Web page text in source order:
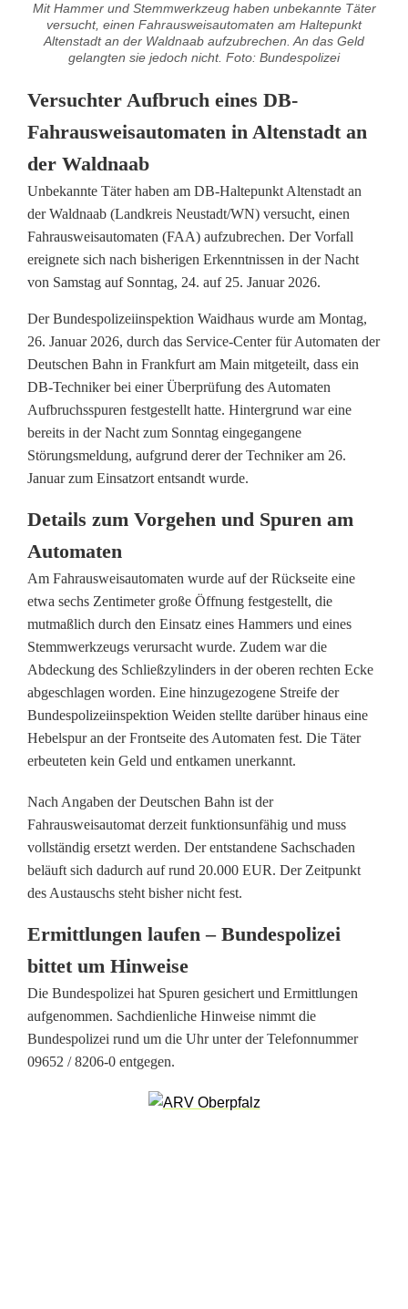
n
F
a
h
r
a
s
w
e
i
s
a
u
t
o
m
a
t
e
i
n
A
l
t
e
n
s
Mit Hammer und Stemmwerkzeug haben unbekannte Täter
versucht, einen Fahrausweisautomaten am Haltepunkt
Altenstadt an der Waldnaab aufzubrechen. An das Geld
gelangten sie jedoch nicht. Foto: Bundespolizei
Versuchter Aufbruch eines DB-
Fahrausweisautomaten in Altenstadt an
der Waldnaab
Unbekannte Täter haben am DB-Haltepunkt Altenstadt an
der Waldnaab (Landkreis Neustadt/WN) versucht, einen
Fahrausweisautomaten (FAA) aufzubrechen. Der Vorfall
ereignete sich nach bisherigen Erkenntnissen in der Nacht
von Samstag auf Sonntag, 24. auf 25. Januar 2026.
Der Bundespolizeiinspektion Waidhaus wurde am Montag,
26. Januar 2026, durch das Service-Center für Automaten der
Deutschen Bahn in Frankfurt am Main mitgeteilt, dass ein
DB-Techniker bei einer Überprüfung des Automaten
Aufbruchsspuren festgestellt hatte. Hintergrund war eine
bereits in der Nacht zum Sonntag eingegangene
Störungsmeldung, aufgrund derer der Techniker am 26.
Januar zum Einsatzort entsandt wurde.
Details zum Vorgehen und Spuren am
Automaten
Am Fahrausweisautomaten wurde auf der Rückseite eine
etwa sechs Zentimeter große Öffnung festgestellt, die
mutmaßlich durch den Einsatz eines Hammers und eines
Stemmwerkzeugs verursacht wurde. Zudem war die
Abdeckung des Schließzylinders in der oberen rechten Ecke
abgeschlagen worden. Eine hinzugezogene Streife der
Bundespolizeiinspektion Weiden stellte darüber hinaus eine
Hebelspur an der Frontseite des Automaten fest. Die Täter
erbeuteten kein Geld und entkamen unerkannt.
Nach Angaben der Deutschen Bahn ist der
Fahrausweisautomat derzeit funktionsunfähig und muss
vollständig ersetzt werden. Der entstandene Sachschaden
beläuft sich dadurch auf rund 20.000 EUR. Der Zeitpunkt
des Austauschs steht bisher nicht fest.
Ermittlungen laufen – Bundespolizei
bittet um Hinweise
Die Bundespolizei hat Spuren gesichert und Ermittlungen
aufgenommen. Sachdienliche Hinweise nimmt die
Bundespolizei rund um die Uhr unter der Telefonnummer
09652 / 8206-0 entgegen.